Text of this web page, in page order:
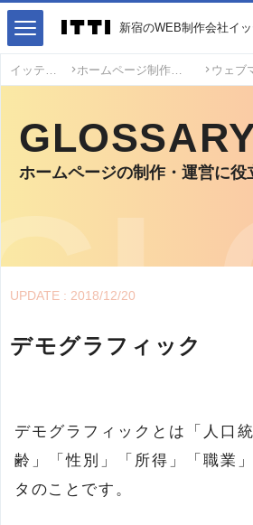
イッティ ホームページ制作・運営用語
ホームページの制作・運営に役
UPDATE : 2018/12/20
デモグラフィック
デモグラフィックとは「人口
齢」「性別」「所得」「職業
タのことです。
新宿のWEB制作会社イ